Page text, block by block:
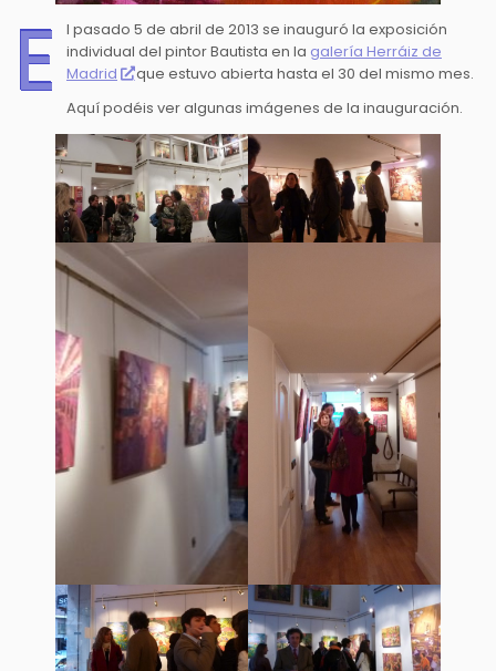
E
l pasado 5 de abril de 2013 se inauguró la exposición
individual del pintor Bautista en la galería Herráiz de
Madrid
que estuvo abierta hasta el 30 del mismo mes.
Aquí podéis ver algunas imágenes de la inauguración.